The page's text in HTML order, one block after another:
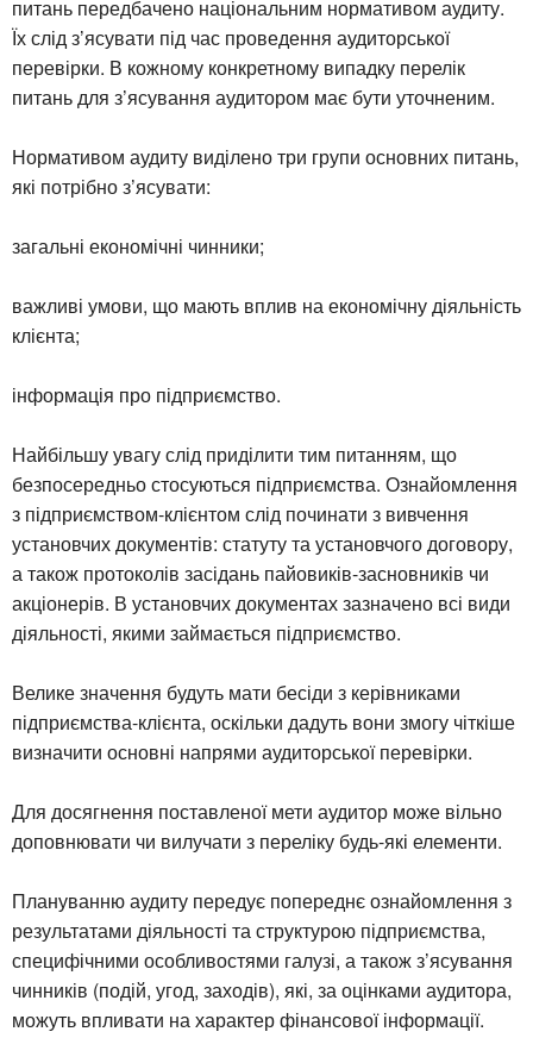
питань передбачено національним нормативом аудиту.
Їх слід з’ясувати під час проведення аудиторської
перевірки. В кожному конкретному випадку перелік
питань для з’ясування аудитором має бути уточненим.
Нормативом аудиту виділено три групи основних питань,
які потрібно з’ясувати:
загальні економічні чинники;
важливі умови, що мають вплив на економічну діяльність
клієнта;
інформація про підприємство.
Найбільшу увагу слід приділити тим питанням, що
безпосередньо стосуються підприємства. Ознайомлення
з підприємством-клієнтом слід починати з вивчення
установчих документів: статуту та установчого договору,
а також протоколів засідань пайовиків-засновників чи
акціонерів. В установчих документах зазначено всі види
діяльності, якими займається підприємство.
Велике значення будуть мати бесіди з керівниками
підприємства-клієнта, оскільки дадуть вони змогу чіткіше
визначити основні напрями аудиторської перевірки.
Для досягнення поставленої мети аудитор може вільно
доповнювати чи вилучати з переліку будь-які елементи.
Плануванню аудиту передує попереднє ознайомлення з
результатами діяльності та структурою підприємства,
специфічними особливостями галузі, а також з’ясування
чинників (подій, угод, заходів), які, за оцінками аудитора,
можуть впливати на характер фінансової інформації.